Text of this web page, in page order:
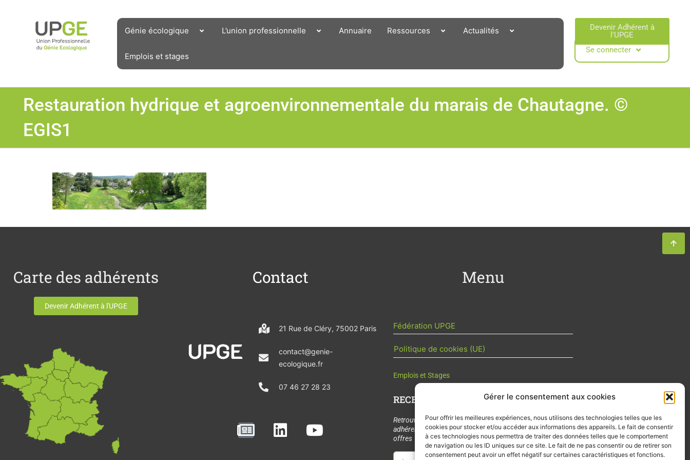
Gérer le consentement aux cookies
Pour offrir les meilleures expériences, nous utilisons des technologies telles que les
cookies pour stocker et/ou accéder aux informations des appareils. Le fait de consentir
à ces technologies nous permettra de traiter des données telles que le comportement
de navigation ou les ID uniques sur ce site. Le fait de ne pas consentir ou de retirer son
consentement peut avoir un effet négatif sur certaines caractéristiques et fonctions.
Génie écologique L’union professionnelle Annuaire Ressources Actualités
Emplois et stages
Devenir Adhérent à
l'UPGE​
Se connecter
Restauration hydrique et agroenvironnementale du marais de Chautagne. ©
EGIS1
Carte des adhérents
Devenir Adhérent à l'UPGE
Contact
21 Rue de Cléry, 75002 Paris
contact@genie-
ecologique.fr
07 46 27 28 23
N
e
L
i
Y
o
Menu
Fédération UPGE
Politique de cookies (UE)
Emplois et Stages
RECEVOIR L'ACTU DE LA FILIÈRE
Retrouvez tous les mois les articles terrain de nos
adhérents, les rendez-vous importants de la filière, nos
offres de stages et d’emplois…